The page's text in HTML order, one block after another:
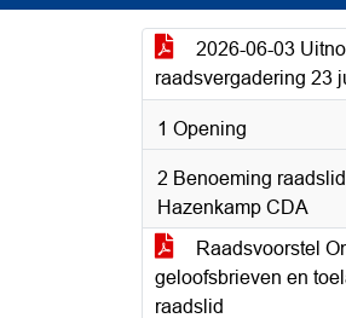
2026-06-03
raadsvergadering 23
1 Opening
2 Benoeming raadslid
Hazenkamp CDA
Raadsvoorstel
geloofsbrieven en
raadslid